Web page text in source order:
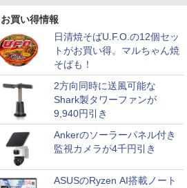
お買い得情報
日清焼そばU.F.O.の12個セッ
トがお買い得。マルちゃん焼
そばも！
2方向同時に送風可能な
Shark製タワーファンが
9,940円引き
Ankerのソーラーパネル付き
監視カメラが4千円引き
ASUSのRyzen AI搭載ノート